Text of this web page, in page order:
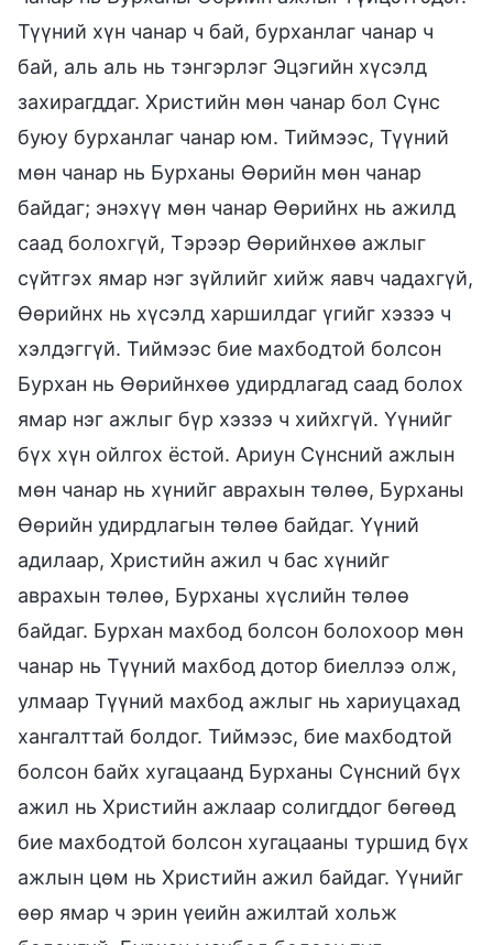
Түүний хүн чанар ч бай, бурханлаг чанар ч
бай, аль аль нь тэнгэрлэг Эцэгийн хүсэлд
захирагддаг. Христийн мөн чанар бол Сүнс
буюу бурханлаг чанар юм. Тиймээс, Түүний
мөн чанар нь Бурханы Өөрийн мөн чанар
байдаг; энэхүү мөн чанар Өөрийнх нь ажилд
саад болохгүй, Тэрээр Өөрийнхөө ажлыг
сүйтгэх ямар нэг зүйлийг хийж яавч чадахгүй,
Өөрийнх нь хүсэлд харшилдаг үгийг хэзээ ч
хэлдэггүй. Тиймээс бие махбодтой болсон
Бурхан нь Өөрийнхөө удирдлагад саад болох
ямар нэг ажлыг бүр хэзээ ч хийхгүй. Үүнийг
бүх хүн ойлгох ёстой. Ариун Сүнсний ажлын
мөн чанар нь хүнийг аврахын төлөө, Бурханы
Өөрийн удирдлагын төлөө байдаг. Үүний
адилаар, Христийн ажил ч бас хүнийг
аврахын төлөө, Бурханы хүслийн төлөө
байдаг. Бурхан махбод болсон болохоор мөн
чанар нь Түүний махбод дотор биеллээ олж,
улмаар Түүний махбод ажлыг нь хариуцахад
хангалттай болдог. Тиймээс, бие махбодтой
болсон байх хугацаанд Бурханы Сүнсний бүх
ажил нь Христийн ажлаар солигддог бөгөөд
бие махбодтой болсон хугацааны туршид бүх
ажлын цөм нь Христийн ажил байдаг. Үүнийг
өөр ямар ч эрин үеийн ажилтай хольж